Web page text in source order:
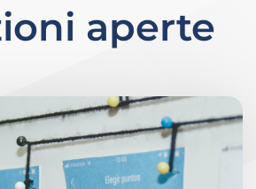
aperte